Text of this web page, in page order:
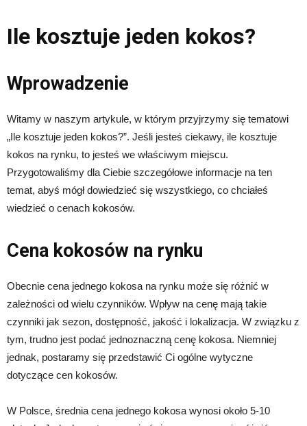
Ile kosztuje jeden kokos?
Wprowadzenie
Witamy w naszym artykule, w którym przyjrzymy się tematowi
„Ile kosztuje jeden kokos?”. Jeśli jesteś ciekawy, ile kosztuje
kokos na rynku, to jesteś we właściwym miejscu.
Przygotowaliśmy dla Ciebie szczegółowe informacje na ten
temat, abyś mógł dowiedzieć się wszystkiego, co chciałeś
wiedzieć o cenach kokosów.
Cena kokosów na rynku
Obecnie cena jednego kokosa na rynku może się różnić w
zależności od wielu czynników. Wpływ na cenę mają takie
czynniki jak sezon, dostępność, jakość i lokalizacja. W związku z
tym, trudno jest podać jednoznaczną cenę kokosa. Niemniej
jednak, postaramy się przedstawić Ci ogólne wytyczne
dotyczące cen kokosów.
W Polsce, średnia cena jednego kokosa wynosi około 5-10